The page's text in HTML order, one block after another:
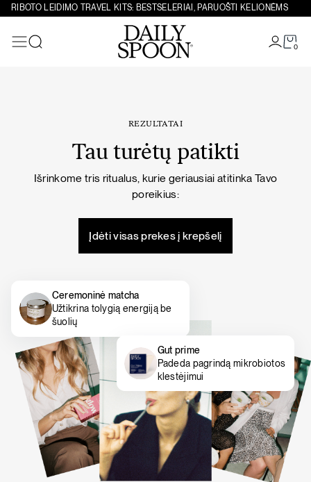
Eiti prie turinio
RIBOTO LEIDIMO TRAVEL KITS: BESTSELERIAI, PARUOŠTI KELIONĖMS
0
REZULTATAI
Tau turėtų patikti
Išrinkome tris ritualus, kurie geriausiai atitinka Tavo
poreikius:
Įdėti visas prekes į krepšelį
Ceremoninė matcha
Užtikrina tolygią energiją be
šuolių
Gut prime
Padeda pagrindą mikrobiotos
klestėjimui